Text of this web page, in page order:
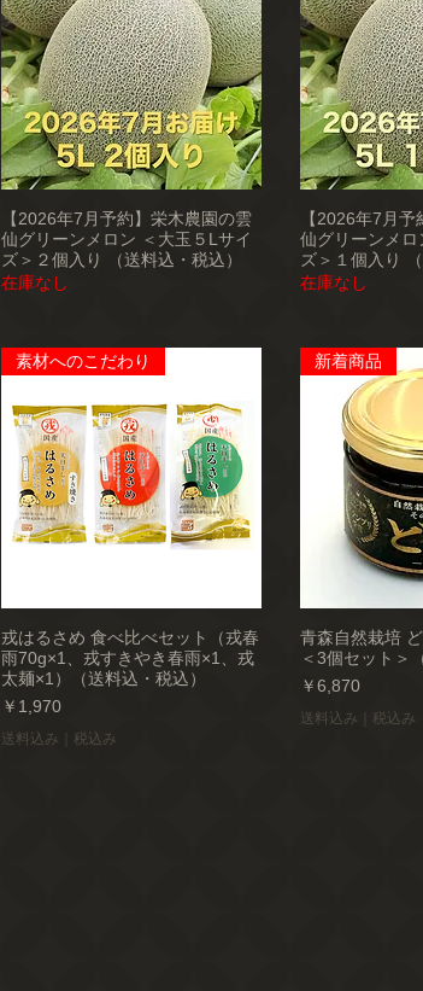
【2026年7月予約】栄木農園の雲
仙グリーンメロン ＜大玉５Lサイ
ズ＞２個入り （送料込・税込）
在庫なし
【2026年7月
仙グリーンメロ
ズ＞１個入り
在庫なし
素材へのこだわり
戎はるさめ 食べ比べセット（戎春
雨70g×1、戎すきやき春雨×1、戎
太麺×1）（送料込・税込）
価格
￥1,970
送料込み｜税込み
新着商品
青森自然栽培
＜3個セット＞
価格
￥6,870
送料込み｜税込み